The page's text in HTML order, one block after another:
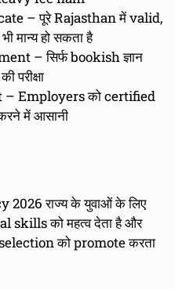
– पूरे Rajasthan में valid,
भी मान्य हो सकता है
– सिर्फ bookish ज्ञान
परीक्षा
Employers को certified
में आसानी
राज्य के युवाओं के लिए
skills को महत्व देता है और
selection को promote करता